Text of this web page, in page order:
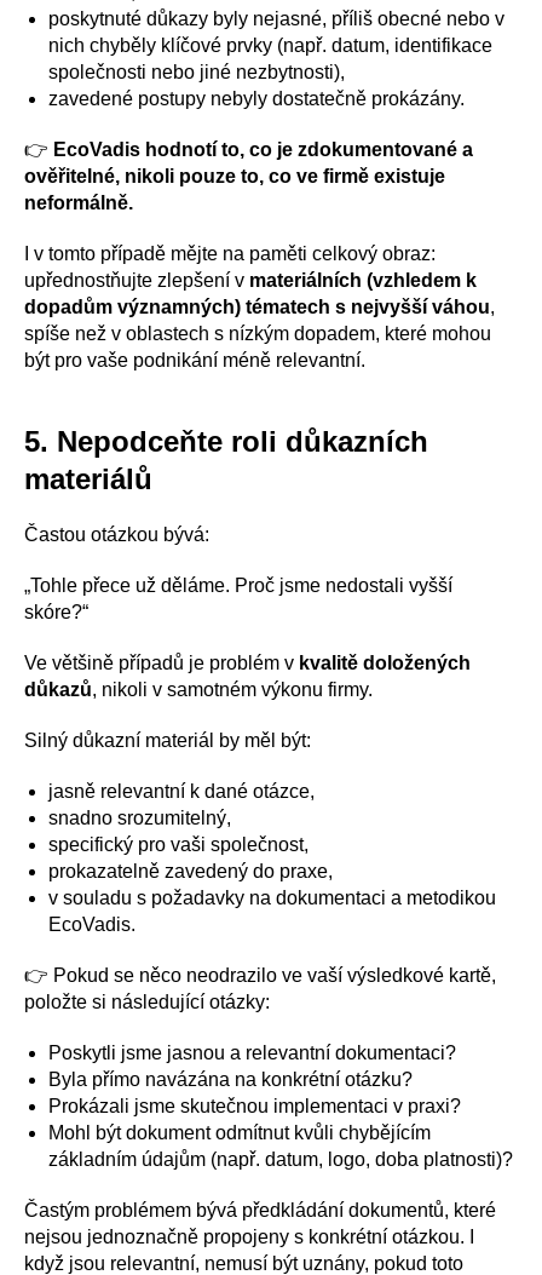
poskytnuté důkazy byly nejasné, příliš obecné nebo v
nich chyběly klíčové prvky (např. datum, identifikace
společnosti nebo jiné nezbytnosti),
zavedené postupy nebyly dostatečně prokázány.
👉 EcoVadis hodnotí to, co je zdokumentované a
ověřitelné, nikoli pouze to, co ve firmě existuje
neformálně.
I v tomto případě mějte na paměti celkový obraz:
upřednostňujte zlepšení v materiálních (vzhledem k
dopadům významných) tématech s nejvyšší váhou,
spíše než v oblastech s nízkým dopadem, které mohou
být pro vaše podnikání méně relevantní.
5. Nepodceňte roli důkazních
materiálů
Častou otázkou bývá:
„Tohle přece už děláme. Proč jsme nedostali vyšší
skóre?“
Ve většině případů je problém v kvalitě doložených
důkazů, nikoli v samotném výkonu firmy.
Silný důkazní materiál by měl být:
jasně relevantní k dané otázce,
snadno srozumitelný,
specifický pro vaši společnost,
prokazatelně zavedený do praxe,
v souladu s požadavky na dokumentaci a metodikou
EcoVadis.
👉 Pokud se něco neodrazilo ve vaší výsledkové kartě,
položte si následující otázky:
Poskytli jsme jasnou a relevantní dokumentaci?
Byla přímo navázána na konkrétní otázku?
Prokázali jsme skutečnou implementaci v praxi?
Mohl být dokument odmítnut kvůli chybějícím
základním údajům (např. datum, logo, doba platnosti)?
Častým problémem bývá předkládání dokumentů, které
nejsou jednoznačně propojeny s konkrétní otázkou. I
když jsou relevantní, nemusí být uznány, pokud toto